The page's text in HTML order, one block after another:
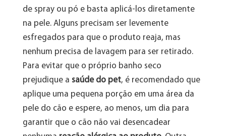
de spray ou pó e basta aplicá-los diretamente
na pele. Alguns precisam ser levemente
esfregados para que o produto reaja, mas
nenhum precisa de lavagem para ser retirado.
Para evitar que o próprio banho seco
prejudique a saúde do pet, é recomendado que
aplique uma pequena porção em uma área da
pele do cão e espere, ao menos, um dia para
garantir que o cão não vai desencadear